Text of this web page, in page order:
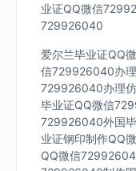
业证QQ微信
729926040
爱尔兰毕业证QQ
信729926040办
729926040办理
毕业证QQ微信
729926040外国
业证钢印制作QQ
QQ微信